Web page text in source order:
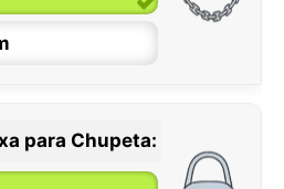
para Chupeta: